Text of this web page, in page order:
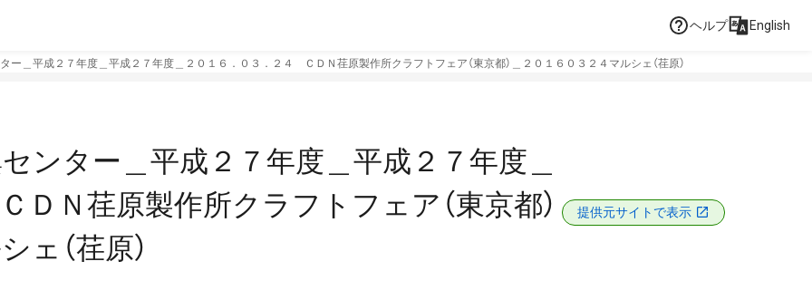
ヘルプ English
ー＿平成２７年度＿平成２７年度＿２０１６．０３．２４ ＣＤＮ荏原製作所クラフトフェア（東京都）＿２０１６０３２４マルシェ（荏原）
ンター＿平成２７年度＿平成２７年度＿
Ｎ荏原製作所クラフトフェア（東京都）
ェ（荏原）
提供元サイトで表示